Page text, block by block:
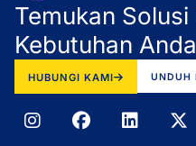
Temukan
Kebutuhan Anda
HUBUNGI KAMI UNDUH
I
n
F
a
L
i
X
-